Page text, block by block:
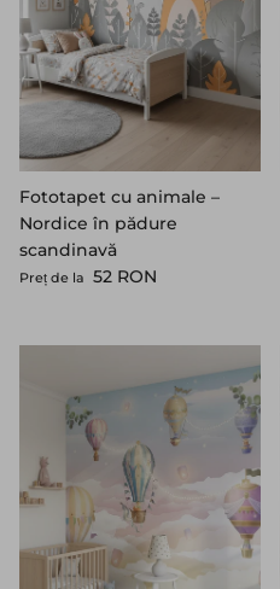
Fototapet cu animale –
Nordice în pădure
scandinavă
Preț standard
Preț de la 52 RON